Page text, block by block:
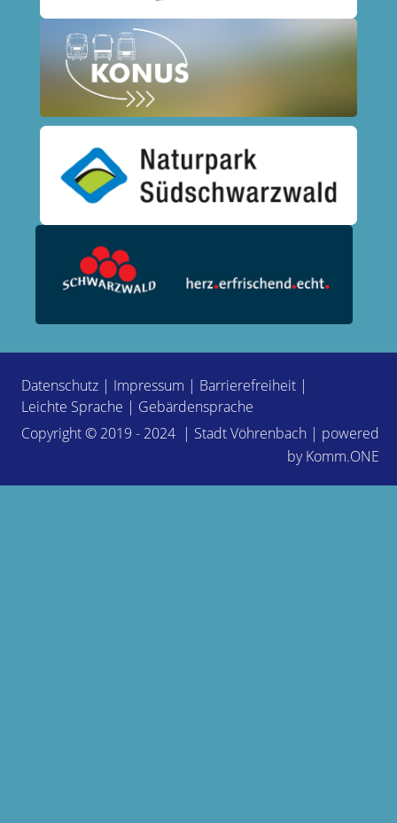
Datenschutz | Impressum | Barrierefreiheit |
Leichte Sprache | Gebärdensprache
Copyright © 2019 - 2024 | Stadt Vöhrenbach | powered
byKomm.ONE